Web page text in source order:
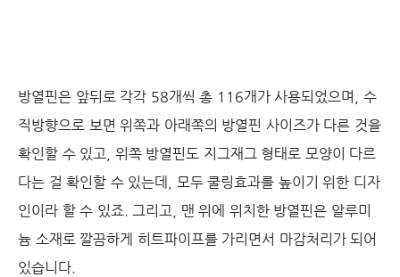
방열핀은 앞뒤로 각각 58개씩 총 116개가 사용되었으며, 수
직방향으로 보면 위쪽과 아래쪽의 방열핀 사이즈가 다른 것을
확인할 수 있고, 위쪽 방열핀도 지그재그 형태로 모양이 다르
다는 걸 확인할 수 있는데, 모두 쿨링효과를 높이기 위한 디자
인이라 할 수 있죠. 그리고, 맨 위에 위치한 방열핀은 알루미
늄 소재로 깔끔하게 히트파이프를 가리면서 마감처리가 되어
있습니다.